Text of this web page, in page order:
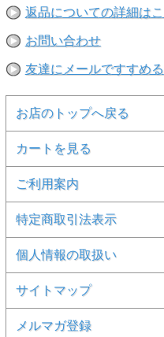
返品についての詳細は
お問い合わせ
友達にメールですすめる
お店のトップへ戻る
カートを見る
ご利用案内
特定商取引法表示
個人情報の取扱い
サイトマップ
メルマガ登録